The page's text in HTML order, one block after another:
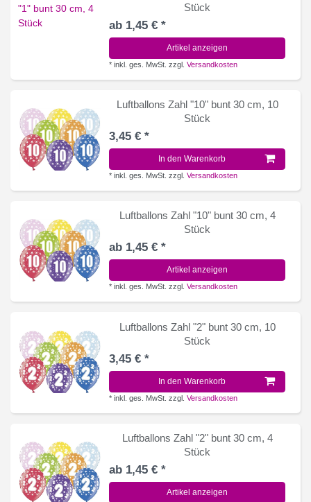
Stück
ab 1,45 € *
Artikel anzeigen
*inkl. ges. MwSt. zzgl.Versandkosten
Luftballons Zahl "10" bunt 30 cm, 10
Stück
3,45 € *
In den Warenkorb
*inkl. ges. MwSt. zzgl.Versandkosten
Luftballons Zahl "10" bunt 30 cm, 4
Stück
ab 1,45 € *
Artikel anzeigen
*inkl. ges. MwSt. zzgl.Versandkosten
Luftballons Zahl "2" bunt 30 cm, 10
Stück
3,45 € *
In den Warenkorb
*inkl. ges. MwSt. zzgl.Versandkosten
Luftballons Zahl "2" bunt 30 cm, 4
Stück
ab 1,45 € *
Artikel anzeigen